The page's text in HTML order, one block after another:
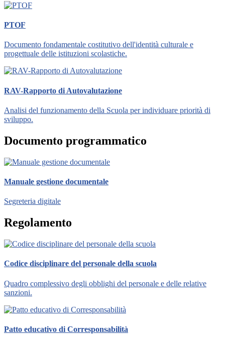
PTOF
Documento fondamentale costitutivo dell'identità culturale e
progettuale delle istituzioni scolastiche.
RAV-Rapporto di Autovalutazione
Analisi del funzionamento della Scuola per individuare priorità di
sviluppo.
Documento programmatico
Manuale gestione documentale
Segreteria digitale
Regolamento
Codice disciplinare del personale della scuola
Quadro complessivo degli obblighi del personale e delle relative
sanzioni.
Patto educativo di Corresponsabilità